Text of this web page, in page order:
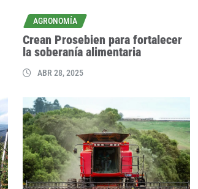
AGRONOMÍA
Crean Prosebien para fortalecer
la soberanía alimentaria
ABR 28, 2025